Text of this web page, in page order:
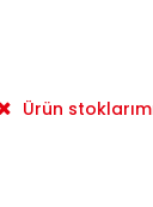
Ürün